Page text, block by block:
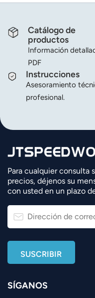
Catálogo de
productos
Información
PDF
Instrucciones
Asesoramiento
profesional.
Para cualquier consulta
precios, déjenos su
con usted en un plazo
SÍGANOS